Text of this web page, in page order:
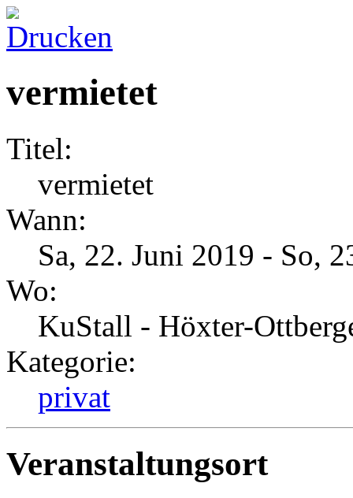
vermietet
Titel:
vermietet
Wann:
Sa, 22. Juni 2019 - So,
Wo:
KuStall - Höxter-
Kategorie:
privat
Veranstaltungsort